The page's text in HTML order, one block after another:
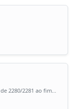
de 2280/2281 ao fim...